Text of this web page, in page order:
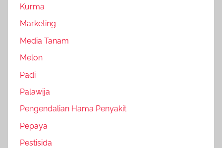
Kurma
Marketing
Media Tanam
Melon
Padi
Palawija
Pengendalian Hama Penyakit
Pepaya
Pestisida